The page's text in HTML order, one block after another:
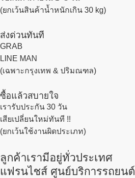
(ยกเว้นสินค้าน้ำหนักเกิน 30 kg)
ส่งด่วนทันที
GRAB
LINE MAN
(เฉพาะกรุงเทพ & ปริมณฑล)
ซื้อแล้วสบายใจ
เรารับประกัน 30 วัน
เสียเปลี่ยนใหม่ทันที !!
(ยกเว้นใช้งานผิดประเภท)
ลูกค้าเรามีอยู่ทั่วประเทศ
แฟรนไชส์ ศูนย์บริการรถยนต์